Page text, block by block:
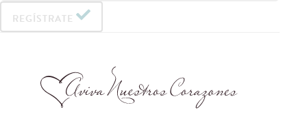
REGÍSTRATE